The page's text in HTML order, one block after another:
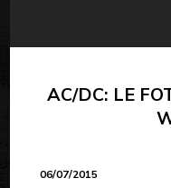
AC/DC: LE
06/07/2015